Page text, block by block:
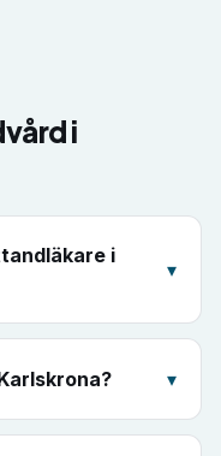
i
i
▾
▾